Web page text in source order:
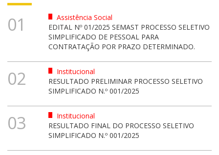
01
Assistência Social
EDITAL Nº 01/2025 SEMAST PROCESSO SELETIVO
SIMPLIFICADO DE PESSOAL PARA
CONTRATAÇÃO POR PRAZO DETERMINADO.
02
Institucional
RESULTADO PRELIMINAR PROCESSO SELETIVO
SIMPLIFICADO N.º 001/2025
03
Institucional
RESULTADO FINAL DO PROCESSO SELETIVO
SIMPLIFICADO N.º 001/2025